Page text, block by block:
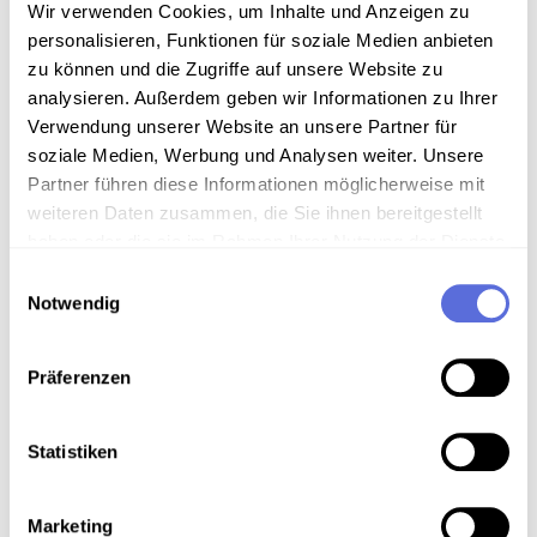
Wir verwenden Cookies, um Inhalte und Anzeigen zu
personalisieren, Funktionen für soziale Medien anbieten
zu können und die Zugriffe auf unsere Website zu
analysieren. Außerdem geben wir Informationen zu Ihrer
Verwendung unserer Website an unsere Partner für
soziale Medien, Werbung und Analysen weiter. Unsere
Partner führen diese Informationen möglicherweise mit
weiteren Daten zusammen, die Sie ihnen bereitgestellt
Notwendig
Präferenzen
Statistiken
Marketing
Art der Aufnahme
Reportage
Download
Verortung in der digitalen Sammlung
Technik,Wirtschaft Wissenschaft und Forschung
,
Nachrichten
Reportage